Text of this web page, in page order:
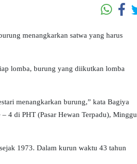
menangkarkan satwa yang harus
lomba, burung yang diikutkan lomba
menangkarkan burung,” kata Bagiya
4 di PHT (Pasar Hewan Terpadu), Minggu
1973. Dalam kurun waktu 43 tahun